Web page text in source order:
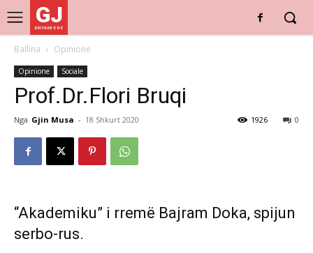
GJ
DRITARE E RE
Ballina Opinione
Opinione Sociale
Prof.Dr.Flori Bruqi
Nga Gjin Musa - 18 Shkurt 2020 0
1926
“Akademiku” i rremë Bajram Doka, spijun
serbo-rus.